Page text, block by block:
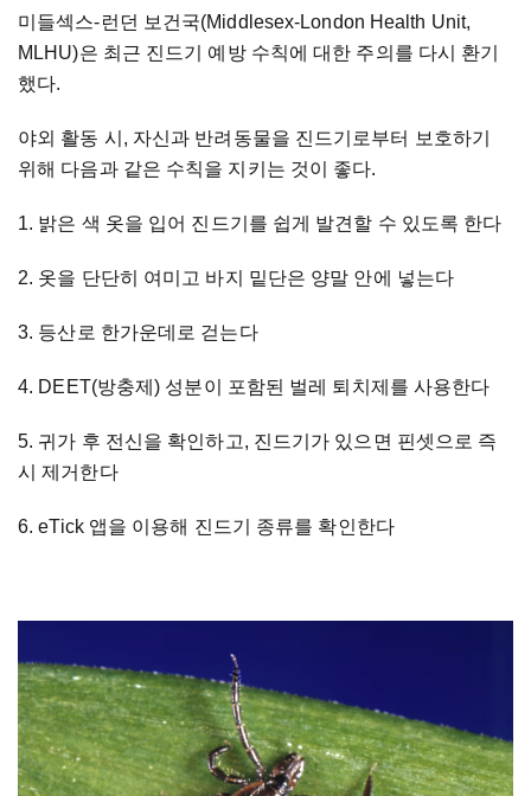
미들섹스-런던 보건국(Middlesex-London Health Unit,
MLHU)은 최근 진드기 예방 수칙에 대한 주의를 다시 환기
했다.
야외 활동 시, 자신과 반려동물을 진드기로부터 보호하기
위해 다음과 같은 수칙을 지키는 것이 좋다.
1. 밝은 색 옷을 입어 진드기를 쉽게 발견할 수 있도록 한다
2. 옷을 단단히 여미고 바지 밑단은 양말 안에 넣는다
3. 등산로 한가운데로 걷는다
4. DEET(방충제) 성분이 포함된 벌레 퇴치제를 사용한다
5. 귀가 후 전신을 확인하고, 진드기가 있으면 핀셋으로 즉
시 제거한다
6. eTick 앱을 이용해 진드기 종류를 확인한다